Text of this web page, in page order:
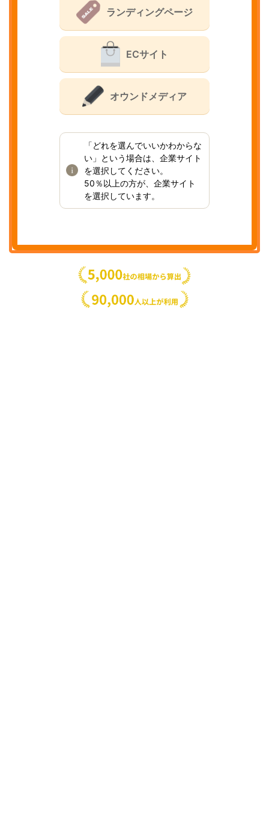
ランディングページ
ECサイト
オウンドメディア
「どれを選んでいいかわからな
い」という場合は、企業サイト
を選択してください。
50％以上の方が、企業サイト
を選択しています。